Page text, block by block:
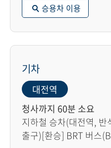
승용차 이용
기차
대전역
청사까지 60분 소요
지하철 승차(대전역, 반
출구)[환승] BRT 버스